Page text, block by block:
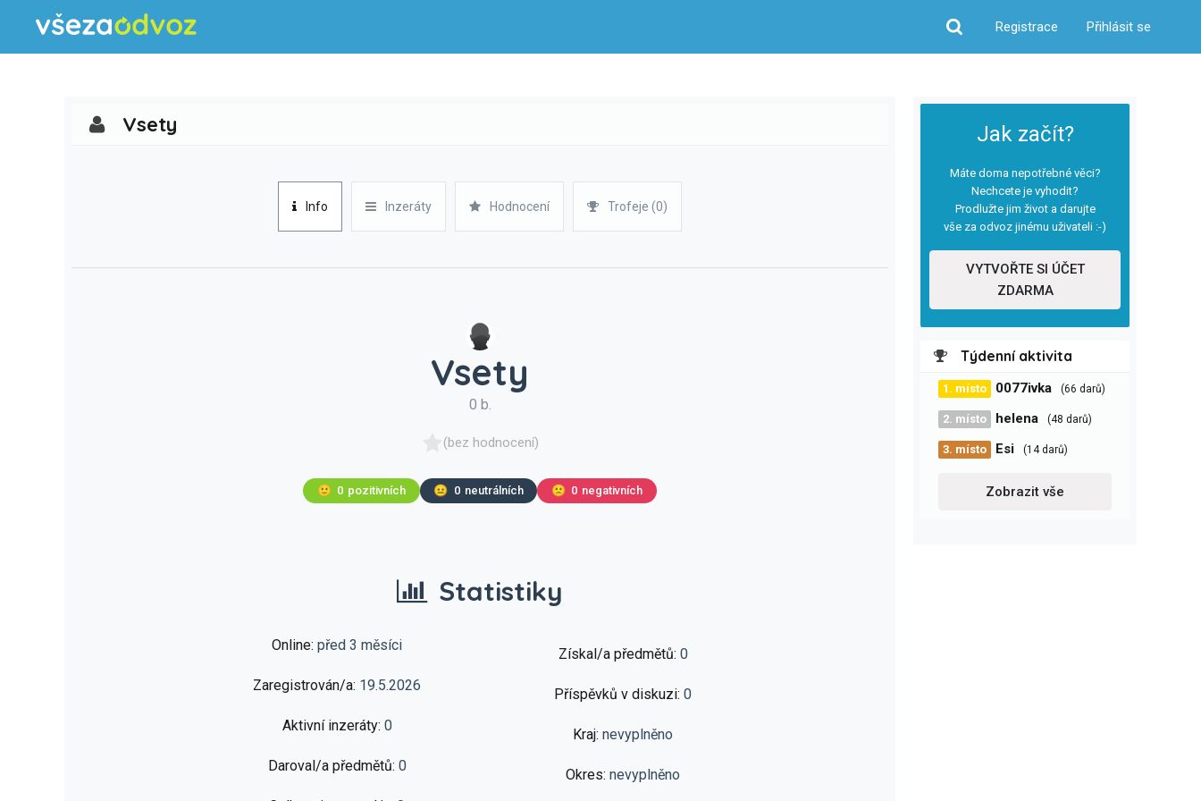
Hledat
Registrace Přihlásit se
Jak začít?
Máte doma nepotřebné věci?
Nechcete je vyhodit?
Prodlužte jim život a darujte
vše za odvoz jinému uživateli :-)
VYTVOŘTE SI ÚČET
ZDARMA
Týdenní aktivita
1. místo 0077ivka (66 darů)
2. místo helena (48 darů)
3. místo Esi (14 darů)
Zobrazit vše
Vsety
Info Inzeráty Hodnocení Trofeje (0)
Vsety
0 b.
(bez hodnocení)
🙂 0 pozitivních 😐 0 neutrálních 🙁 0 negativních
Statistiky
Online: před 3 měsíci
Zaregistrován/a: 19.5.2026
Aktivní inzeráty: 0
Daroval/a předmětů: 0
Získal/a předmětů: 0
Příspěvků v diskuzi: 0
Kraj: nevyplněno
Okres: nevyplněno